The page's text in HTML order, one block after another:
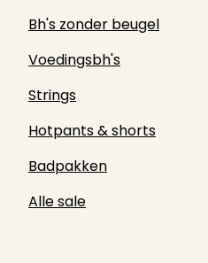
Bh's zonder beugel
Voedingsbh's
Strings
Hotpants & shorts
Badpakken
Alle sale